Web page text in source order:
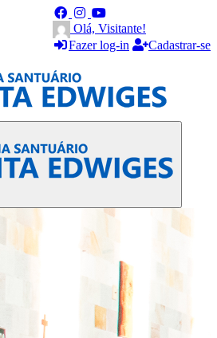
Olá, Visitante!
Fazer log-in
Cadastrar-se